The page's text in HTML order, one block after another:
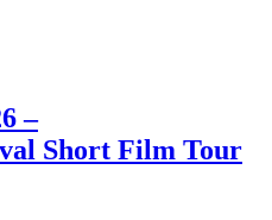
–
Short Film Tour